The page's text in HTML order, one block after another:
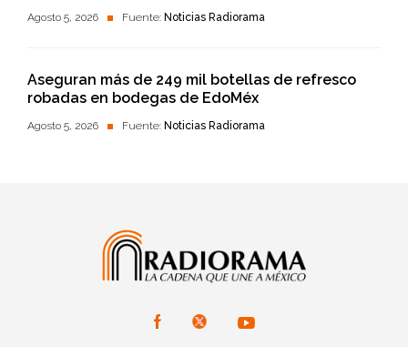
Agosto 5, 2026 Fuente: Noticias Radiorama
Aseguran más de 249 mil botellas de refresco
robadas en bodegas de EdoMéx
Agosto 5, 2026 Fuente: Noticias Radiorama